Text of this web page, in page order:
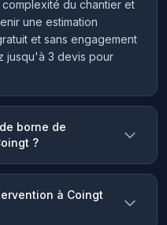
du chantier et
une estimation
et sans engagement
jusqu'à 3 devis pour
borne de
?
à Coingt